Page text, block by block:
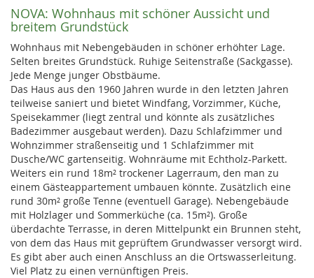
NOVA: Wohnhaus mit schöner Aussicht und
breitem Grundstück
Wohnhaus mit Nebengebäuden in schöner erhöhter Lage.
Selten breites Grundstück. Ruhige Seitenstraße (Sackgasse).
Jede Menge junger Obstbäume.
Das Haus aus den 1960 Jahren wurde in den letzten Jahren
teilweise saniert und bietet Windfang, Vorzimmer, Küche,
Speisekammer (liegt zentral und könnte als zusätzliches
Badezimmer ausgebaut werden). Dazu Schlafzimmer und
Wohnzimmer straßenseitig und 1 Schlafzimmer mit
Dusche/WC gartenseitig. Wohnräume mit Echtholz-Parkett.
Weiters ein rund 18m² trockener Lagerraum, den man zu
einem Gästeappartement umbauen könnte. Zusätzlich eine
rund 30m² große Tenne (eventuell Garage). Nebengebäude
mit Holzlager und Sommerküche (ca. 15m²). Große
überdachte Terrasse, in deren Mittelpunkt ein Brunnen steht,
von dem das Haus mit geprüftem Grundwasser versorgt wird.
Es gibt aber auch einen Anschluss an die Ortswasserleitung.
Viel Platz zu einen vernünftigen Preis.